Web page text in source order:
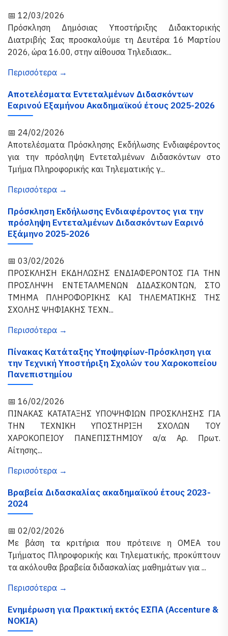
📅 12/03/2026
Πρόσκληση Δημόσιας Υποστήριξης Διδακτορικής
Διατριβής Σας προσκαλούμε τη Δευτέρα 16 Μαρτίου
2026, ώρα 16.00, στην αίθουσα Τηλεδιασκ...
Περισσότερα →
Αποτελέσματα Εντεταλμένων Διδασκόντων
Εαρινού Εξαμήνου Ακαδημαϊκού έτους 2025-2026
📅 24/02/2026
Αποτελέσματα Πρόσκλησης Εκδήλωσης Ενδιαφέροντος
για την πρόσληψη Εντεταλμένων Διδασκόντων στο
Τμήμα Πληροφορικής και Τηλεματικής γ...
Περισσότερα →
Πρόσκληση Εκδήλωσης Ενδιαφέροντος για την
πρόσληψη Εντεταλμένων Διδασκόντων Εαρινό
Εξάμηνο 2025-2026
📅 03/02/2026
ΠΡΟΣΚΛΗΣΗ ΕΚΔΗΛΩΣΗΣ ΕΝΔΙΑΦΕΡΟΝΤΟΣ ΓΙΑ ΤΗΝ
ΠΡΟΣΛΗΨΗ ΕΝΤΕΤΑΛΜΕΝΩΝ ΔΙΔΑΣΚΟΝΤΩΝ, ΣΤΟ
ΤΜΗΜΑ ΠΛΗΡΟΦΟΡΙΚΗΣ ΚΑΙ ΤΗΛΕΜΑΤΙΚΗΣ ΤΗΣ
ΣΧΟΛΗΣ ΨΗΦΙΑΚΗΣ ΤΕΧΝ...
Περισσότερα →
Πίνακας Κατάταξης Υποψηφίων-Πρόσκληση για
την Τεχνική Υποστήριξη Σχολών του Χαροκοπείου
Πανεπιστημίου
📅 16/02/2026
ΠΙΝΑΚΑΣ ΚΑΤΑΤΑΞΗΣ ΥΠΟΨΗΦΙΩΝ ΠΡΟΣΚΛΗΣΗΣ ΓΙΑ
ΤΗΝ ΤΕΧΝΙΚΗ ΥΠΟΣΤΗΡΙΞΗ ΣΧΟΛΩΝ ΤΟΥ
ΧΑΡΟΚΟΠΕΙΟΥ ΠΑΝΕΠΙΣΤΗΜΙΟΥ α/α Αρ. Πρωτ.
Αίτησης...
Περισσότερα →
Βραβεία Διδασκαλίας ακαδημαϊκού έτους 2023-
2024
📅 02/02/2026
Με βάση τα κριτήρια που πρότεινε η ΟΜΕΑ του
Τμήματος Πληροφορικής και Τηλεματικής, προκύπτουν
τα ακόλουθα βραβεία διδασκαλίας μαθημάτων για ...
Περισσότερα →
Ενημέρωση για Πρακτική εκτός ΕΣΠΑ (Accenture &
NOKIA)